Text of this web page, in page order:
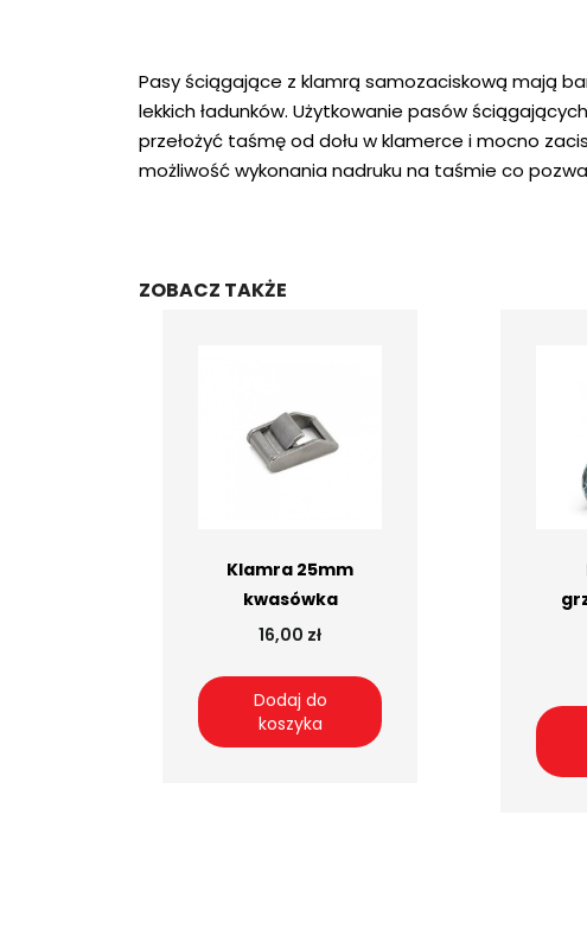
Pasy ściągające z klamrą samozaciskową mają
lekkich ładunków. Użytkowanie pasów
przełożyć taśmę od dołu w klamerce i mocno
możliwość wykonania nadruku na taśmie co
ZOBACZ TAKŻE
Klamra 25mm
kwasówka
16,00 zł
Dodaj do
koszyka